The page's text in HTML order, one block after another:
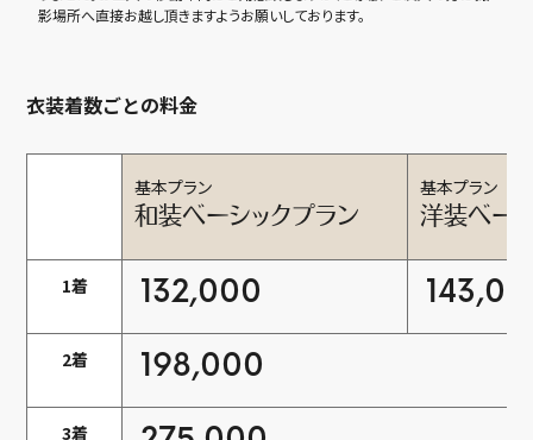
影場所へ直接お越し頂きますようお願いしております。
衣装着数ごとの料金
基本プラン
和装ベーシックプラン
基本プラン
洋装ベー
1着 132,000
2着 198,000
3着